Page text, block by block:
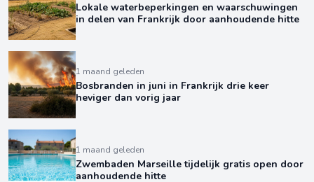
Lokale waterbeperkingen en waarschuwingen
in delen van Frankrijk door aanhoudende hitte
1 maand geleden
Bosbranden in juni in Frankrijk drie keer
heviger dan vorig jaar
1 maand geleden
Zwembaden Marseille tijdelijk gratis open door
aanhoudende hitte